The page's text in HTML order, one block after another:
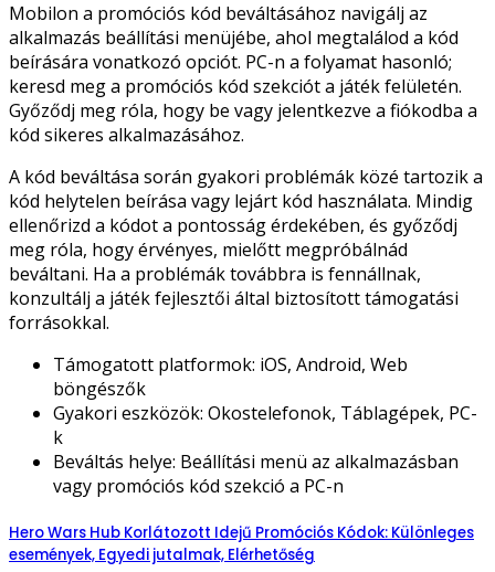
Mobilon a promóciós kód beváltásához navigálj az
alkalmazás beállítási menüjébe, ahol megtalálod a kód
beírására vonatkozó opciót. PC-n a folyamat hasonló;
keresd meg a promóciós kód szekciót a játék felületén.
Győződj meg róla, hogy be vagy jelentkezve a fiókodba a
kód sikeres alkalmazásához.
A kód beváltása során gyakori problémák közé tartozik a
kód helytelen beírása vagy lejárt kód használata. Mindig
ellenőrizd a kódot a pontosság érdekében, és győződj
meg róla, hogy érvényes, mielőtt megpróbálnád
beváltani. Ha a problémák továbbra is fennállnak,
konzultálj a játék fejlesztői által biztosított támogatási
forrásokkal.
Támogatott platformok: iOS, Android, Web
böngészők
Gyakori eszközök: Okostelefonok, Táblagépek, PC-
k
Beváltás helye: Beállítási menü az alkalmazásban
vagy promóciós kód szekció a PC-n
Hero Wars Hub Korlátozott Idejű Promóciós Kódok: Különleges
események, Egyedi jutalmak, Elérhetőség